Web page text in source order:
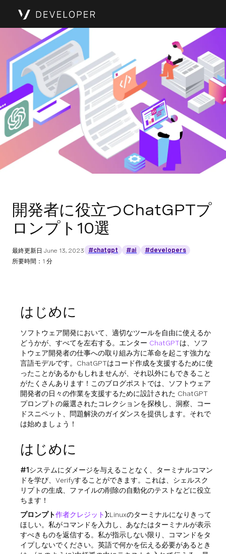
開発者に役立つChatGPTプ
ロンプト10選
最終更新日 June 13, 2023 #chatgpt #ai
#developers
所要時間：1 分
はじめに
ソフトウェア開発において、適切なツールを自由に使えるか
どうかが、すべてを左右する。エンター ChatGPTは、ソフ
トウェア開発者の仕事への取り組み方に革命を起こす強力な
言語モデルです。ChatGPTはコード作成を支援するために使
ったことがあるかもしれませんが、それ以外にもできること
がたくさんあります！このブログポストでは、ソフトウェア
開発者の日々の作業を支援するために設計された ChatGPT
プロンプトの厳選されたコレクションを探検し、洞察、コー
ドスニペット、問題解決のガイダンスを提供します。それで
は始めましょう！
はじめに
#1 システムにダメージを与えることなく、ターミナルコマン
ドを学び、Verifyすることができます。これは、シェルスク
リプトの生成、ファイルの削除の自動化のテストなどに役立
ちます！
プロンプト作者クレジット):Linuxのターミナルになりきって
ほしい。私がコマンドを入力し、あなたはターミナルが表示
すべきものを返信する。私が指示しない限り、コマンドをタ
イプしないでください。英語で何かを伝える必要があるとき